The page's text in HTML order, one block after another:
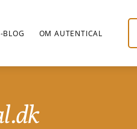
BLOG OM AUTENTICAL